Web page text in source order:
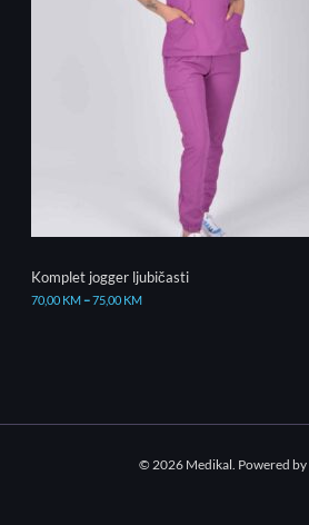
Komplet jogger ljubičasti
70,00 KM–75,00 KM
© 2026 Medikal. Powered by